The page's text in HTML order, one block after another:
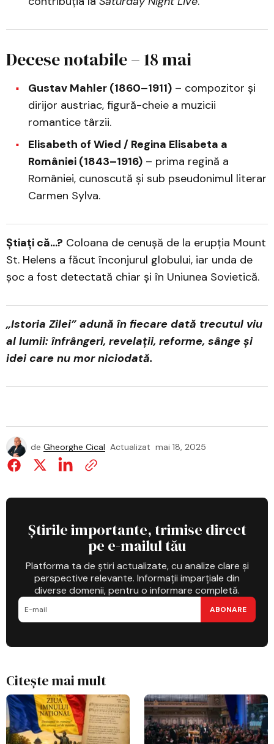
Decese notabile – 18 mai
Gustav Mahler (1860–1911) – compozitor și
dirijor austriac, figură-cheie a muzicii
romantice târzii.
Elisabeth of Wied / Regina Elisabeta a
României (1843–1916) – prima regină a
României, cunoscută și sub pseudonimul literar
Carmen Sylva.
Știați că...? Coloana de cenușă de la erupția Mount
St. Helens a făcut înconjurul globului, iar unda de
șoc a fost detectată chiar și în Uniunea Sovietică.
„Istoria Zilei” adună în fiecare dată trecutul viu
al lumii: înfrângeri, revelații, reforme, sânge și
idei care nu mor niciodată.
de Gheorghe Cical Actualizat mai 18, 2025
Știrile importante, trimise direct
pe e-mailul tău
Platforma ta de știri actualizate, cu analize clare și
perspective relevante. Informații imparțiale din
diverse domenii, pentru o informare completă.
ABONARE
Citește mai mult